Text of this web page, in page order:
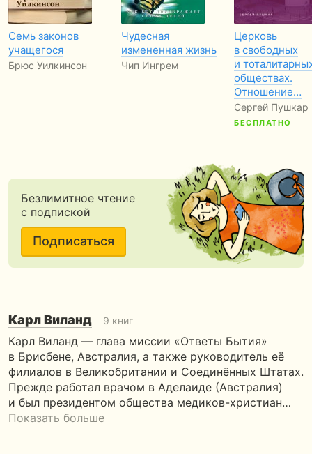
Семь законов
учащегося
Брюс Уилкинсон
Чудесная
измененная жизнь
Чип Ингрем
Церковь
в свободных
и
обществах.
Отношение…
Сергей Пушкар
БЕСПЛАТНО
Безлимитное чтение
с подпиской
Подписаться
Карл Виланд 9 книг
Карл Виланд — глава миссии «Ответы Бытия»
в Брисбене, Австралия, а также руководитель её
филиалов в Великобритании и Соединённых Штатах.
Прежде работал врачом в Аделаиде (Австралия)
и был президентом общества медиков-христиан…
Показать больше